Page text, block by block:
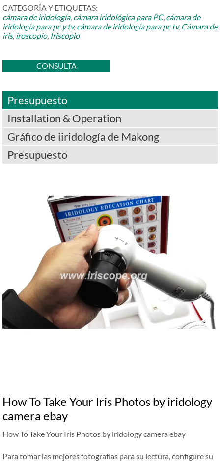
CATEGORÍA Y ETIQUETAS:
cámara de iridología, cámara iridológica para PC, cámara de
iridología para pc y tv, cámara de iridología para pc tv, Cámara de
iris, iroscopio, Iriscopio
CONSULTA
Presupuesto
Installation & Operation
Gráfico de iiridología de Makong
Presupuesto
How To Take Your Iris Photos by iridology
camera ebay
How To Take Your Iris Photos by iridology camera ebay
Para tomar las mejores fotografías para su lectura, configure su